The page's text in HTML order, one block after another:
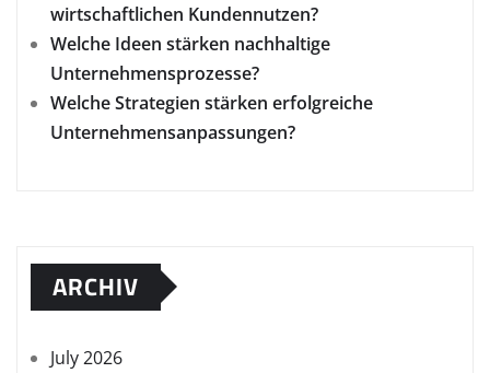
wirtschaftlichen Kundennutzen?
Welche Ideen stärken nachhaltige
Unternehmensprozesse?
Welche Strategien stärken erfolgreiche
Unternehmensanpassungen?
ARCHIV
July 2026